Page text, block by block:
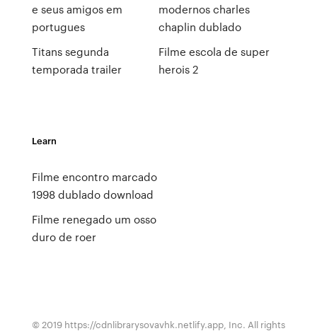
e seus amigos em
portugues
Titans segunda
temporada trailer
modernos charles
chaplin dublado
Filme escola de super
herois 2
Learn
Filme encontro marcado
1998 dublado download
Filme renegado um osso
duro de roer
© 2019 https://cdnlibrarysovavhk.netlify.app, Inc. All rights